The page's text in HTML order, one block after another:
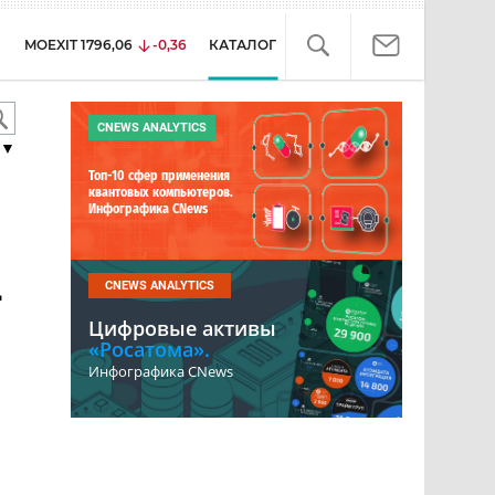
MOEXIT 1796,06 -0,36 КАТАЛОГ
CNEWS ANALYTICS
Топ-10 сфер применения
квантовых компьютеров.
Инфографика CNews
CNEWS ANALYTICS
Цифровые активы
«Росатома».
Инфографика CNews